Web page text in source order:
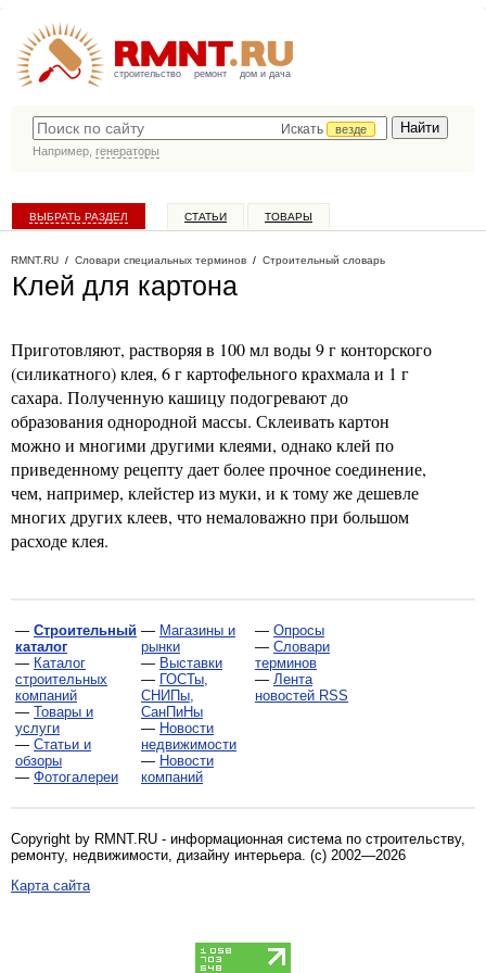
строительство ремонт дом и дача
Искать
везде
Например, генераторы
ВЫБРАТЬ РАЗДЕЛ СТАТЬИ ТОВАРЫ
RMNT.RU / Словари специальных терминов / Строительный словарь
Клей для картона
Приготовляют, растворяя в 100 мл воды 9 г конторского
(силикатного) клея, 6 г картофельного крахмала и 1 г
сахара. Полученную кашицу подогревают до
образования однородной массы. Склеивать картон
можно и многими другими клеями, однако клей по
приведенному рецепту дает более прочное соединение,
чем, например, клейстер из муки, и к тому же дешевле
многих других клеев, что немаловажно при большом
расходе клея.
— Строительный
каталог
— Каталог
строительных
компаний
— Товары и
услуги
— Статьи и
обзоры
— Фотогалереи
— Магазины и
рынки
— Выставки
— ГОСТы,
СНИПы,
СанПиНы
— Новости
недвижимости
— Новости
компаний
— Опросы
— Словари
терминов
— Лента
новостей RSS
Copyright by RMNT.RU - информационная система по строительству,
ремонту, недвижимости, дизайну интерьера. (c) 2002—2026
Карта сайта